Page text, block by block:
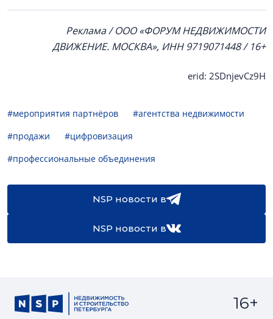
Реклама / ООО «ФОРУМ НЕДВИЖИМОСТИ
ДВИЖЕНИЕ. МОСКВА», ИНН 9719071448 / 16+
erid: 2SDnjevCz9H
#мероприятия партнёров
#агентства недвижимости
#продажи
#цифровизация
#профессиональные объединения
NSP новости в
NSP новости в
16+